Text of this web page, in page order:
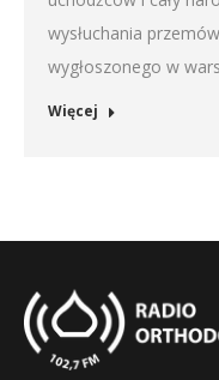
wysłuchania
wygłoszonego w
Więcej